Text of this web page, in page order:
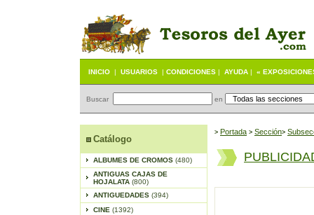
INICIO | USUARIOS | CONDICIONES | AYUDA | «
Buscar en
Catálogo
ALBUMES DE CROMOS (480)
ANTIGUAS CAJAS DE
HOJALATA (800)
ANTIGUEDADES (394)
CINE (1392)
> Portada > Sección>